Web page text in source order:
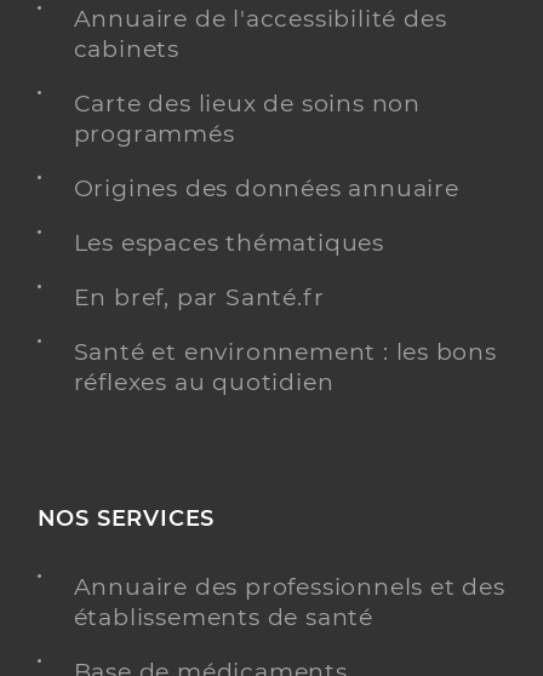
Annuaire de l'accessibilité des
cabinets
Carte des lieux de soins non
programmés
Origines des données annuaire
Les espaces thématiques
En bref, par Santé.fr
Santé et environnement : les bons
réflexes au quotidien
NOS SERVICES
Annuaire des professionnels et des
établissements de santé